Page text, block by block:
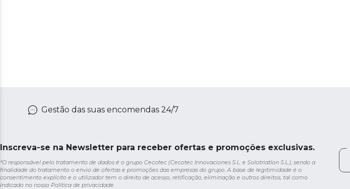
Gestão das suas encomendas 24/7
Inscreva-se na Newsletter para receber ofertas e promoções exclusivas.
*O responsável pelo tratamento de dados é o grupo Cecotec (Cecotec Innovaciones S.L. e Solotriatlon S.L.), sendo a
finalidade do tratamento o envio de ofertas e promoções das empresas do grupo. A base de legitimidade é o
consentimento explícito e o utilizador tem o direito de acesso, retificação, eliminação e outros direitos, tal como
indicado no nosso Política de privacidade